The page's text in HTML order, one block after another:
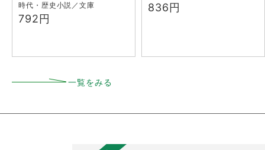
時代・歴史小説／文庫
792円
836円
一覧をみる